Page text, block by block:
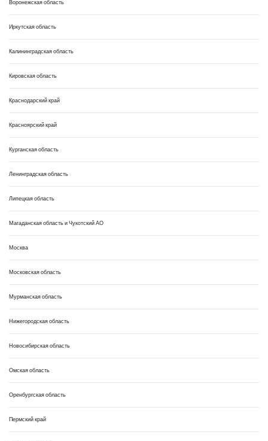
Воронежская область
Иркутская область
Калининградская область
Кировская область
Краснодарский край
Красноярский край
Курганская область
Ленинградская область
Липецкая область
Магаданская область и Чукотский АО
Москва
Московская область
Мурманская область
Нижегородская область
Новосибирская область
Омская область
Оренбургская область
Пермский край